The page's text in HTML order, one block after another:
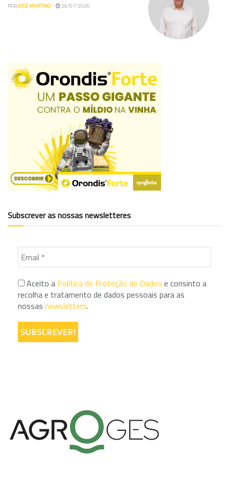
PORJOSÉ MARTINO 26/07/2026
Subscrever as nossas newsletteres
Aceito a Política de Proteção de Dados e consinto a
recolha e tratamento de dados pessoais para as
nossas newsletters.